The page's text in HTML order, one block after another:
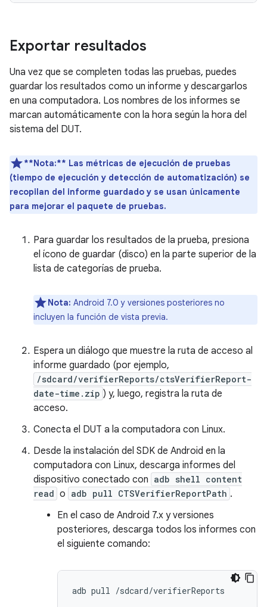
Exportar resultados
Una vez que se completen todas las pruebas, puedes
guardar los resultados como un informe y descargarlos
en una computadora. Los nombres de los informes se
marcan automáticamente con la hora según la hora del
sistema del DUT.
**Nota:** Las métricas de ejecución de pruebas
(tiempo de ejecución y detección de automatización) se
recopilan del informe guardado y se usan únicamente
para mejorar el paquete de pruebas.
Para guardar los resultados de la prueba, presiona
el ícono de guardar (disco) en la parte superior de la
lista de categorías de prueba.
Nota: Android 7.0 y versiones posteriores no
incluyen la función de vista previa.
Espera un diálogo que muestre la ruta de acceso al
informe guardado (por ejemplo,
/sdcard/verifierReports/ctsVerifierReport-
date-time.zip ) y, luego, registra la ruta de
acceso.
Conecta el DUT a la computadora con Linux.
Desde la instalación del SDK de Android en la
computadora con Linux, descarga informes del
dispositivo conectado con adb shell content
read o adb pull CTSVerifierReportPath .
En el caso de Android 7.x y versiones
posteriores, descarga todos los informes con
el siguiente comando:
adb pull